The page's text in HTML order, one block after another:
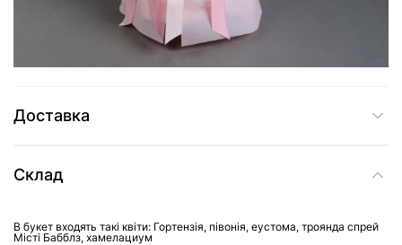
Купити в один клік
Доставка
Склад
В букет входять такі квіти: Гортензія, півонія, еустома, троянда спрей
Місті Бабблз, хамелациум